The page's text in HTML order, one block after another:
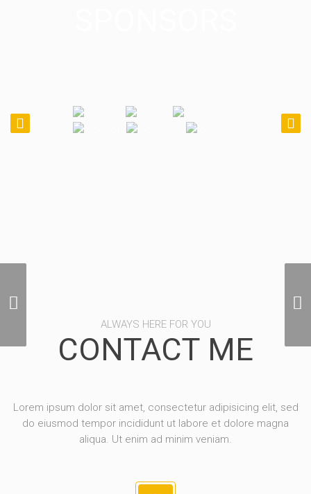
ALWAYS HERE FOR YOU
CONTACT ME
Lorem ipsum dolor sit amet, consectetur adipisicing elit, sed
do eiusmod tempor incididunt ut labore et dolore magna
aliqua. Ut enim ad minim veniam.